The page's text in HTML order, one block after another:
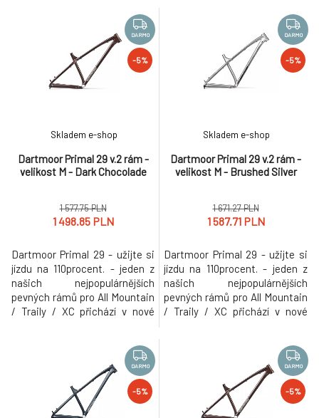
lepší zážitek z jízdy.
Devětadvacítková verze v
upravené agresivnější
geometrii je ideální pro ty, kdo
rádi jezdí na kole delší vzdále
osy, nižší střed,... Chcete až -
180 mm vidlici - není problém!
Vícekorunkovou vidlici - proč
ne? Chceš univerzální pevný
rám na endur
DARMO
-5%
Dartmoor Primal 29 v.2 rám -
velikost M - Dark Chocolade
Skladem e-shop
1 577.75 PLN
1 498.85 PLN
Dartmoor Primal 29 - užijte si
jízdu na 110procent. - jeden z
našich nejpopulárnějších
pevných rámů pro All Mountain
/ Traily / XC přichází v nové
lepší zážitek z jízdy.
Devětadvacítková verze v
upravené agresivnější
geometrii je ideální pro ty, kdo
rádi jezdí na kole delší vzdále
DARMO
-5%
Dartmoor Primal 29 v.2 rám -
velikost M - Brushed Silver
Skladem e-shop
1 671.27 PLN
1 587.71 PLN
Dartmoor Primal 29 - užijte si
jízdu na 110procent. - jeden z
našich nejpopulárnějších
pevných rámů pro All Mountain
/ Traily / XC přichází v nové
lepší zážitek z jízdy.
Devětadvacítková verze v
upravené agresivnější
geometrii je ideální pro ty, kdo
rádi jezdí na kole delší vzdále
DARMO
-5%
DARMO
-5%